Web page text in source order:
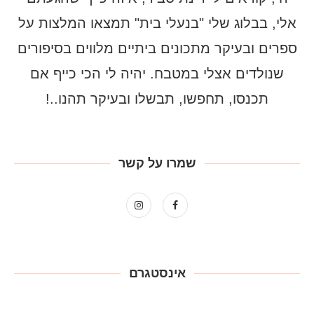
אלי, בבלוג שלי "בנעלי בית" תמצאו המלצות על
ספרים ובעיקר מתכונים ביתיים מלווים בסיפורים
שנולדים אצלי במטבח. יהיה לי הכי כייף אם
תכנסו, תחפשו, תבשלו ובעיקר תהנו..!
שמרו על קשר
אינסטגרם